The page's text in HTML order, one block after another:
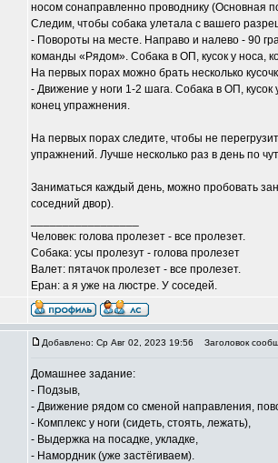
носом сонаправленно проводнику (Основная
Следим, чтобы собака улетала с вашего
- Повороты на месте. Направо и налево - 90
команды «Рядом». Собака в ОП, кусок у носа,
На первых порах можно брать несколько
- Движение у ноги 1-2 шага. Собака в ОП,
конец упражнения.
На первых порах следите, чтобы не
упражнений. Лучше несколько раз в день по
Заниматься каждый день, можно пробовать
соседний двор).
Человек: голова пролезет - все пролезет.
Собака: усы пролезут - голова пролезет
Валет: пятачок пролезет - все пролезет.
Еран: а я уже на люстре. У соседей.
Добавлено: Ср Авг 02, 2023 19:56 Заголовок
Домашнее задание:
- Подзыв,
- Движение рядом со сменой направления,
- Комплекс у ноги (сидеть, стоять, лежать),
- Выдержка на посадке, укладке,
- Намордник (уже застёгиваем).